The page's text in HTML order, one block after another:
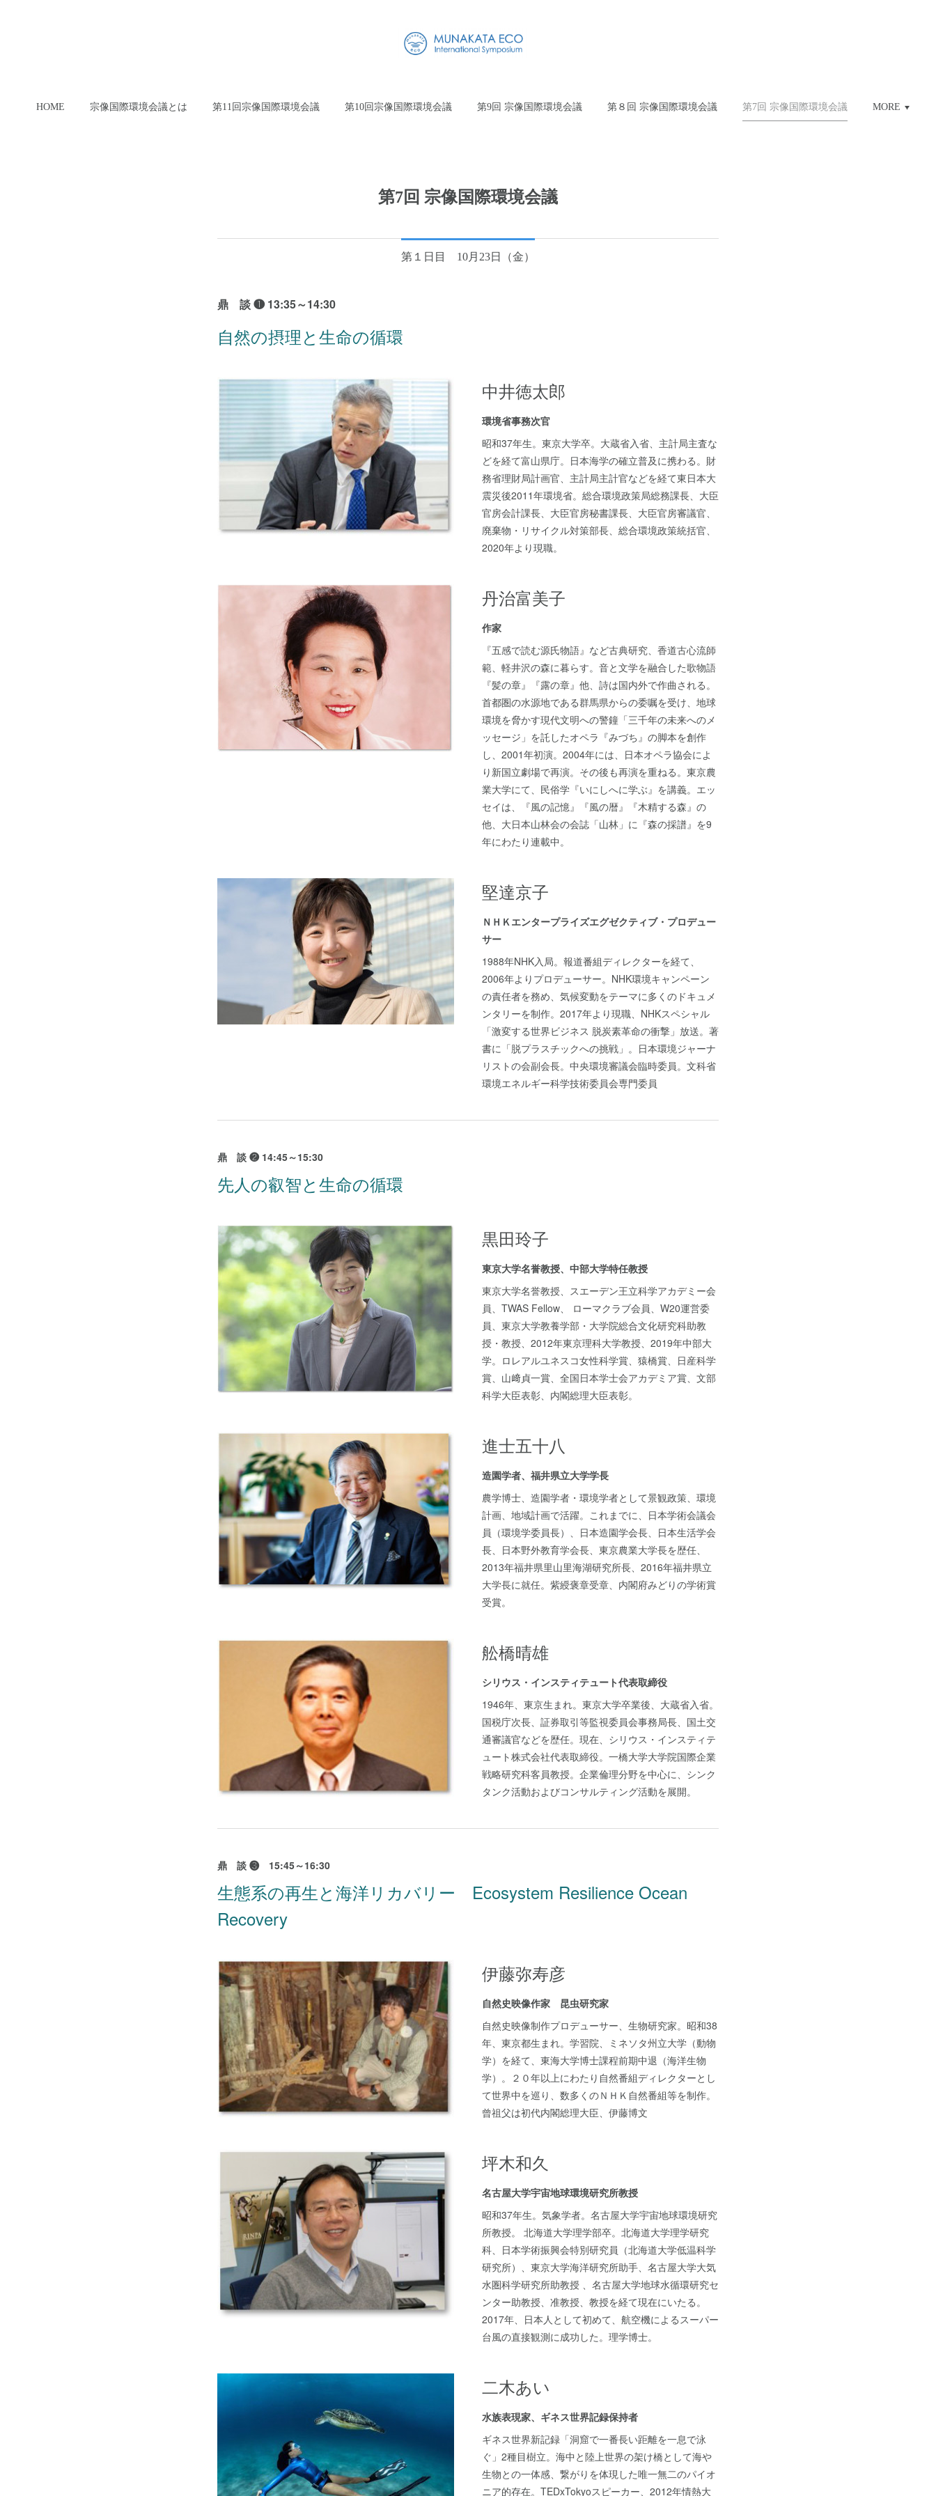
HOME 宗像国際環境会議とは 第11回宗像国際環境会議 第10回宗像国際環境会議 第9回 宗像国際環境会議 第８回 宗像国際環境会議 第7回 宗像国際環境会議 MORE
第7回 宗像国際環境会議
第１日目 10月23日（金）
鼎 談 ❶ 13:35～14:30
自然の摂理と生命の循環
中井徳太郎
環境省事務次官
昭和37年生。東京大学卒。大蔵省入省、主計局主査な
どを経て富山県庁。日本海学の確立普及に携わる。財
務省理財局計画官、主計局主計官などを経て東日本大
震災後2011年環境省。総合環境政策局総務課長、大臣
官房会計課長、大臣官房秘書課長、大臣官房審議官、
廃棄物・リサイクル対策部長、総合環境政策統括官、
2020年より現職。
丹治富美子
作家
『五感で読む源氏物語』など古典研究、香道古心流師
範、軽井沢の森に暮らす。音と文学を融合した歌物語
『髪の章』『露の章』他、詩は国内外で作曲される。
首都圏の水源地である群馬県からの委嘱を受け、地球
環境を脅かす現代文明への警鐘「三千年の未来へのメ
ッセージ」を託したオペラ『みづち』の脚本を創作
し、2001年初演。2004年には、日本オペラ協会によ
り新国立劇場で再演。その後も再演を重ねる。東京農
業大学にて、民俗学『いにしへに学ぶ』を講義。エッ
セイは、『風の記憶』『風の暦』『木精する森』の
他、大日本山林会の会誌「山林」に『森の採譜』を9
年にわたり連載中。
堅達京子
ＮＨＫエンタープライズエグゼクティブ・プロデュー
サー
1988年NHK入局。報道番組ディレクターを経て、
2006年よりプロデューサー。NHK環境キャンペーン
の責任者を務め、気候変動をテーマに多くのドキュメ
ンタリーを制作。2017年より現職、NHKスペシャル
「激変する世界ビジネス 脱炭素革命の衝撃」放送。著
書に「脱プラスチックへの挑戦」。日本環境ジャーナ
リストの会副会長。中央環境審議会臨時委員。文科省
環境エネルギー科学技術委員会専門委員
鼎 談 ❷ 14:45～15:30
先人の叡智と生命の循環
黒田玲子
東京大学名誉教授、中部大学特任教授
東京大学名誉教授、スエーデン王立科学アカデミー会
員、TWAS Fellow、 ローマクラブ会員、W20運営委
員、東京大学教養学部・大学院総合文化研究科助教
授・教授、2012年東京理科大学教授、2019年中部大
学。ロレアルユネスコ女性科学賞、猿橋賞、日産科学
賞、山﨑貞一賞、全国日本学士会アカデミア賞、文部
科学大臣表彰、内閣総理大臣表彰。
進士五十八
造園学者、福井県立大学学長
農学博士、造園学者・環境学者として景観政策、環境
計画、地域計画で活躍。これまでに、日本学術会議会
員（環境学委員長）、日本造園学会長、日本生活学会
長、日本野外教育学会長、東京農業大学長を歴任、
2013年福井県里山里海湖研究所長、2016年福井県立
大学長に就任。紫綬褒章受章、内閣府みどりの学術賞
受賞。
舩橋晴雄
シリウス・インスティテュート代表取締役
1946年、東京生まれ。東京大学卒業後、大蔵省入省。
国税庁次長、証券取引等監視委員会事務局長、国土交
通審議官などを歴任。現在、シリウス・インスティテ
ュート株式会社代表取締役。一橋大学大学院国際企業
戦略研究科客員教授。企業倫理分野を中心に、シンク
タンク活動およびコンサルティング活動を展開。
鼎 談 ❸ 15:45～16:30
生態系の再生と海洋リカバリー Ecosystem Resilience Ocean
Recovery
伊藤弥寿彦
自然史映像作家 昆虫研究家
自然史映像制作プロデューサー、生物研究家。昭和38
年、東京都生まれ。学習院、ミネソタ州立大学（動物
学）を経て、東海大学博士課程前期中退（海洋生物
学）。２０年以上にわたり自然番組ディレクターとし
て世界中を巡り、数多くのＮＨＫ自然番組等を制作。
曾祖父は初代内閣総理大臣、伊藤博文
坪木和久
名古屋大学宇宙地球環境研究所教授
昭和37年生。気象学者。名古屋大学宇宙地球環境研究
所教授。 北海道大学理学部卒。北海道大学理学研究
科、日本学術振興会特別研究員（北海道大学低温科学
研究所）、東京大学海洋研究所助手、名古屋大学大気
水圏科学研究所助教授 、名古屋大学地球水循環研究セ
ンター助教授、准教授、教授を経て現在にいたる。
2017年、日本人として初めて、航空機によるスーパー
台風の直接観測に成功した。理学博士。
二木あい
水族表現家、ギネス世界記録保持者
ギネス世界新記録「洞窟で一番長い距離を一息で泳
ぐ」2種目樹立。海中と陸上世界の架け橋として海や
生物との一体感、繋がりを体現した唯一無二のパイオ
ニア的存在。TEDxTokyoスピーカー、2012年情熱大